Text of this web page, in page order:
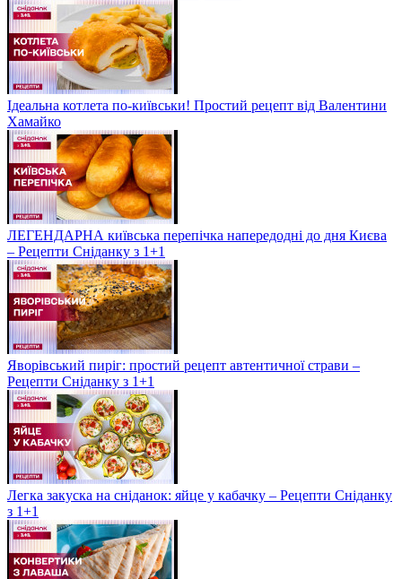
Ідеальна котлета по-київськи! Простий рецепт від Валентини
Хамайко
ЛЕГЕНДАРНА київська перепічка напередодні до дня Києва
– Рецепти Сніданку з 1+1
Яворівський пиріг: простий рецепт автентичної страви –
Рецепти Сніданку з 1+1
Легка закуска на сніданок: яйце у кабачку – Рецепти Сніданку
з 1+1